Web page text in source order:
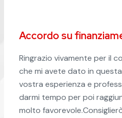
Salvata in extremis la
La mia era una situazione
debito cospicuo, zero
trattare e un decreto
più un mutuo regolarmente
saltare a causa della